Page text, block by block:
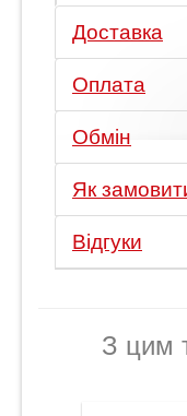
Доставка
Оплата
Обмін
Як
Відгуки
З цим